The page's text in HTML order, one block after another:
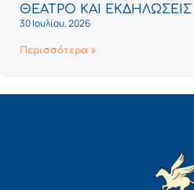
ΘΕΑΤΡΟ ΚΑΙ ΕΚΔΗΛΩΣΕΙΣ
30 Ιουλίου, 2026
Περισσότερα »